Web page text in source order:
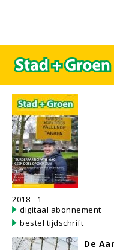
2018 - 1
digitaal abonnement
bestel tijdschrift
De